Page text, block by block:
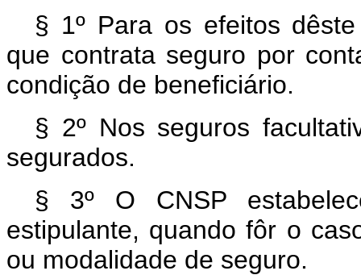
§ 1º Para os efeitos
que contrata seguro por
condição de beneficiário.
§ 2º Nos seguros
segurados.
§ 3º O CNSP
estipulante, quando fôr o
ou modalidade de seguro.